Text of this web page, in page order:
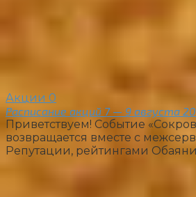
Акции 0
Расписание акций 7 — 9 августа
Приветствуем! Событие
возвращается вместе с
Репутации, рейтингами